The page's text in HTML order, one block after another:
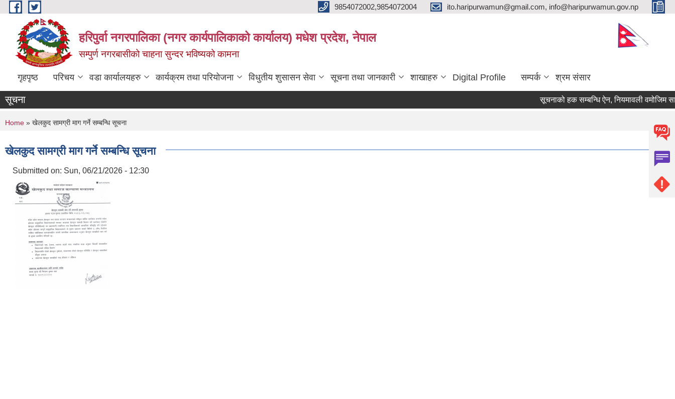
Skip to main content 9854072002,9854072004 ito.haripurwamun@gmail.com, info@haripurwamun.gov.np
हरिपुर्वा नगरपालिका (नगर कार्यपालिकाको कार्यालय) मधेश प्रदेश, नेपाल
सम्पुर्ण नगरबासीको चाहना सुन्दर भविष्यको कामना
गृहपृष्ठ परिचय वडा कार्यालयहरु कार्यक्रम तथा परियोजना विधुतीय शुसासन सेवा सूचना तथा जानकारी शाखाहरु Digital Profile सम्पर्क श्रम संसार
सूचना सूचनाको हक सम्बन्धि ऐन, नियमावली वमोजिम
You are here
Home » खेलकुद सामग्री माग गर्ने सम्बन्धि सूचना
खेलकुद सामग्री माग गर्ने सम्बन्धि सूचना
Submitted on: Sun, 06/21/2026 - 12:30